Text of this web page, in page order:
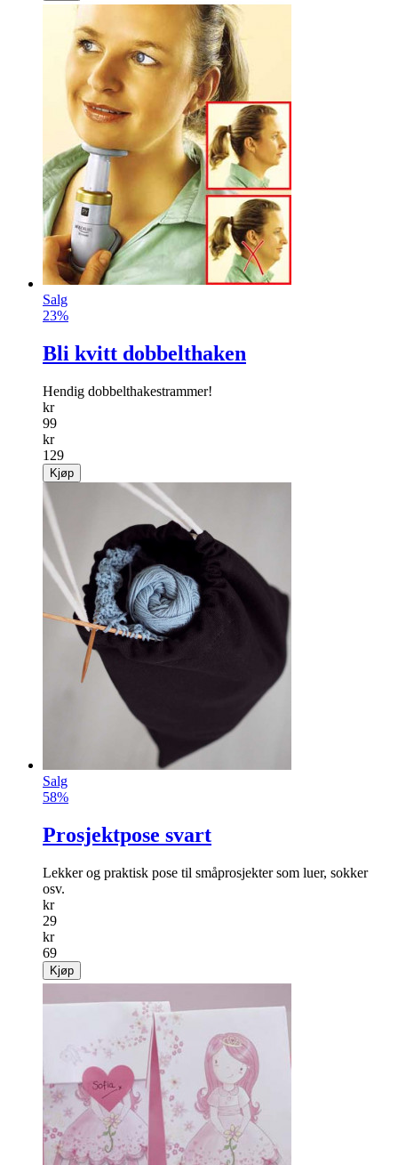
Salg
23%
Bli kvitt dobbelthaken
Hendig dobbelthakestrammer!
kr
99
kr
129
Kjøp
Salg
58%
Prosjektpose svart
Lekker og praktisk pose til småprosjekter som luer, sokker
osv.
kr
29
kr
69
Kjøp